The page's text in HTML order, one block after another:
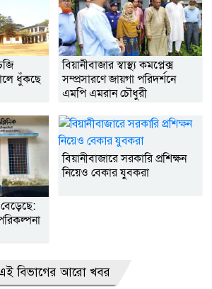
ধুঁকছে
বিয়ানীবাজার স্বাস্থ্য কমপ্লেক্স
সম্প্রসারণে জায়গা পরিদর্শনে
এমপি এমরান চৌধুরী
বিয়ানীবাজারে সরকারি প্রশিক্ষন
নিয়েও বেকার যুবকরা
বিভাগের আরো খবর